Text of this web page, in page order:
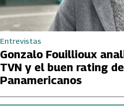
Entrevistas
Gonzalo Fouillioux
TVN y el buen rating
Panamericanos